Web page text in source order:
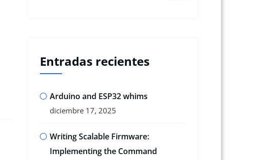
Entradas recientes
Arduino and ESP32 whims
diciembre 17, 2025
Writing Scalable Firmware:
Implementing the Command